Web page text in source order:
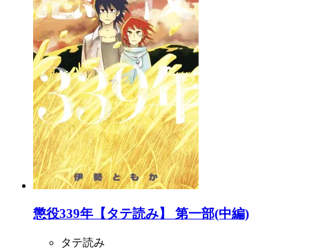
懲役339年【タテ読み】 第一部(中編)
タテ読み